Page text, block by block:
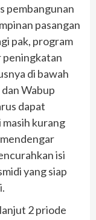
pembangunan
pasangan
pak, program
peningkatan
di bawah
Wabup
dapat
kurang
isi
yang siap
2 priode